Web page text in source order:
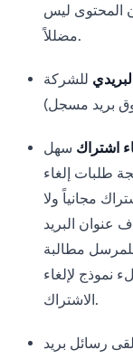
المحتوى ليس
مضللاً.
للشركة
اشتراك سهل
10 أيام لمعالجة طلبات إلغاء
مجانياً ولا
عنوان البريد
مطالبة
نموذج لإلغاء
الاشتراك.
رسائل بريد